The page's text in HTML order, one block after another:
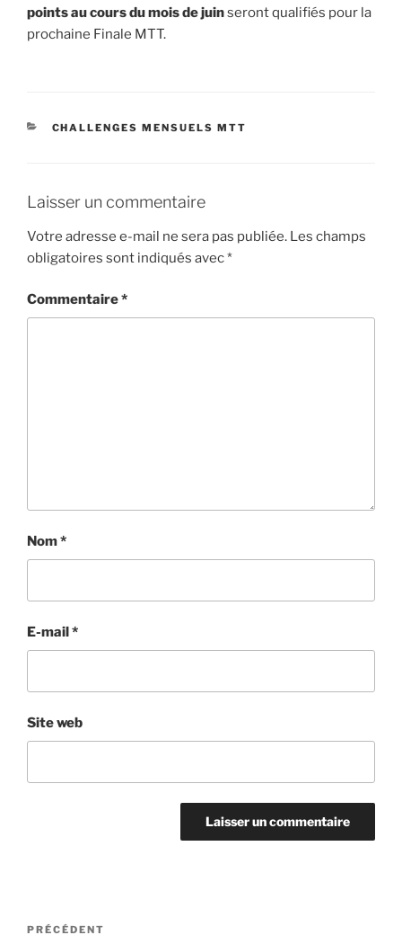
points au cours du mois de juinseront qualifiés pour la
prochaine Finale MTT.
CATÉGORIES
CHALLENGES MENSUELS MTT
Laisser un commentaire
Votre adresse e-mail ne sera pas publiée. Les champs
obligatoires sont indiqués avec*
Commentaire*
Nom*
E-mail*
Site web
Navigation
Article
PRÉCÉDENT